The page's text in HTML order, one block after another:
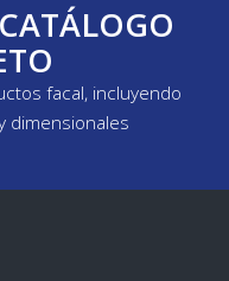
facal, incluyendo
dimensionales